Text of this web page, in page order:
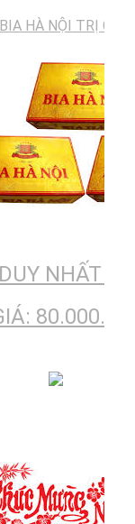
HÀ NỘI TRỊ GIÁ:
NHẤT )